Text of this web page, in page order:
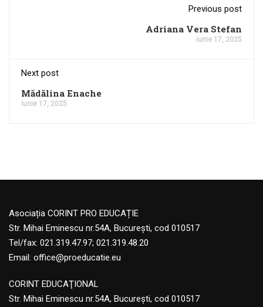
Previous post
Adriana Vera Stefan
iunie 17, 2025
Next post
Mădălina Enache
iunie 17, 2025
Asociația CORINT PRO EDUCAȚIE
Str. Mihai Eminescu nr.54A, București, cod 010517
Tel/fax: 021.319.47.97; 021.319.48.20
Email: office@proeducatie.eu
CORINT EDUCAŢIONAL
Str. Mihai Eminescu nr.54A, Bucureşti, cod 010517